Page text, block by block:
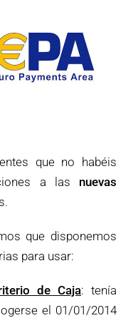
que no habéis
a las nuevas
que disponemos
para usar:
de Caja: tenía
el 01/01/2014